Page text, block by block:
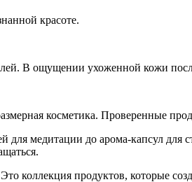
красоте.
В ощущении ухоженной кожи
косметика. Проверенные
для медитации до арома-капсул
коллекция продуктов, которые